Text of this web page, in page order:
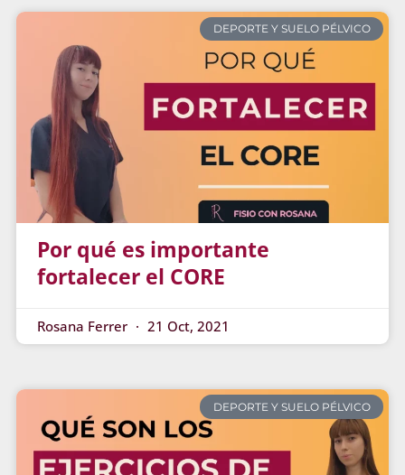
DEPORTE Y SUELO PÉLVICO
Por qué es importante
fortalecer el CORE
Rosana Ferrer 21 Oct, 2021
DEPORTE Y SUELO PÉLVICO